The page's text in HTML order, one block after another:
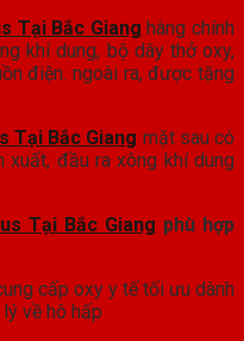
Tại Bắc Giang hàng chính
khí dung, bộ dây thở oxy,
điện. ngoài ra, được tặng
Tại Bắc Giang mặt sau có
xuất, đầu ra xông khí dung
Tại Bắc Giang phù hợp
cấp oxy y tế tối ưu dành
về hô hấp